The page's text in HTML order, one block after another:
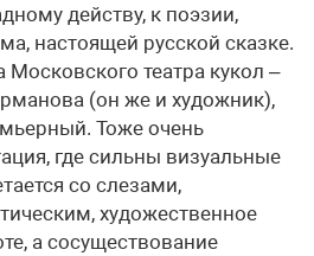
действу, к поэзии,
настоящей русской сказке.
театра кукол –
(он же и художник),
Тоже очень
где сильны визуальные
со слезами,
художественное
а сосуществование